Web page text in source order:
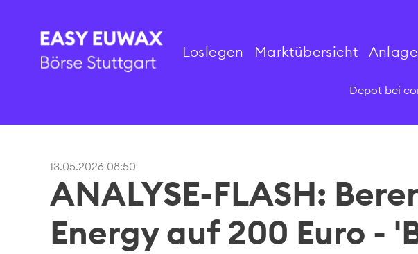
Loslegen Marktübersicht
Depot bei
13.05.2026 08:50
ANALYSE-FLASH:
Energy auf 200 Euro -